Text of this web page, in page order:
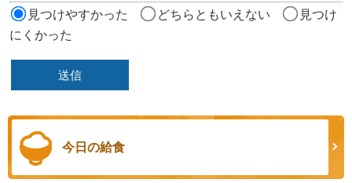
見つけやすかった
どちらともいえない
見つけ
にくかった
今日の給食